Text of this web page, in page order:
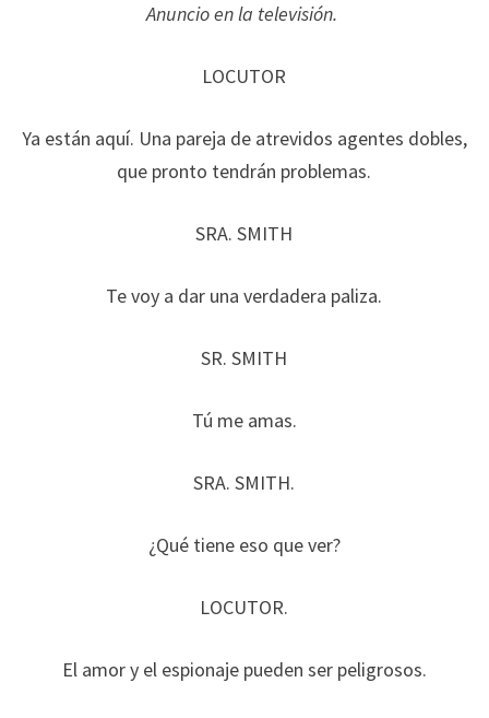
Anuncio en la televisión.
LOCUTOR
Ya están aquí. Una pareja de atrevidos agentes dobles,
que pronto tendrán problemas.
SRA. SMITH
Te voy a dar una verdadera paliza.
SR. SMITH
Tú me amas.
SRA. SMITH.
¿Qué tiene eso que ver?
LOCUTOR.
El amor y el espionaje pueden ser peligrosos.